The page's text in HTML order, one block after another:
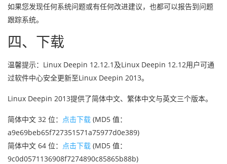
如果您发现任何系统问题或有任何改进建议，也都可以报告到问题
跟踪系统。
四、下载
温馨提示：Linux Deepin 12.12.1及Linux Deepin 12.12用户可通
过软件中心安全更新至Linux Deepin 2013。
Linux Deepin 2013提供了简体中文、繁体中文与英文三个版本。
简体中文 32 位： 点击下载 (MD5 值：
a9e69beb65f727351571a75977d0e389)
简体中文 64 位： 点击下载 (MD5 值：
9c0d0571136908f7274890c85865b88b)